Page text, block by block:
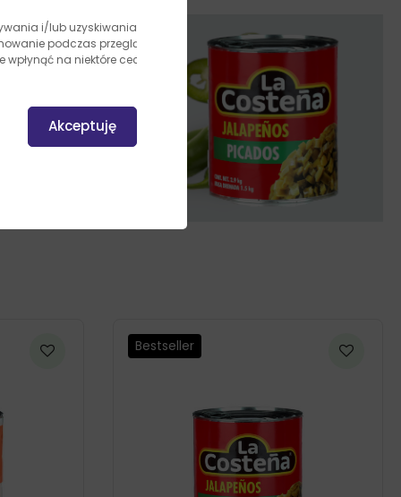
i/lub uzyskiwania dostępu
podczas przeglądania lub
na niektóre cechy i
Akceptuję
Bestseller